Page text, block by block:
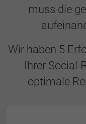
muss die
Wir haben 5
Ihrer Social-
optimale